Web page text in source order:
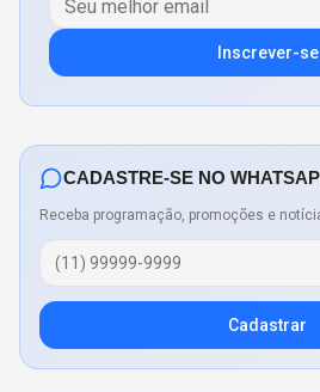
Inscrever-se
CADASTRE-SE NO
Receba programação, promoções e
Cadastrar